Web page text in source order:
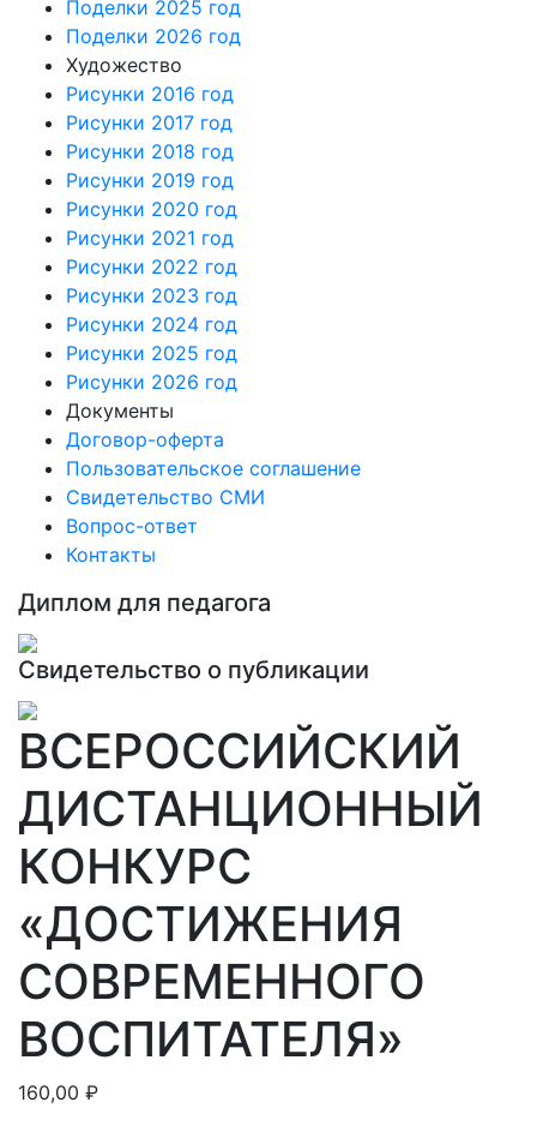
Поделки 2025 год
Поделки 2026 год
Художество
Рисунки 2016 год
Рисунки 2017 год
Рисунки 2018 год
Рисунки 2019 год
Рисунки 2020 год
Рисунки 2021 год
Рисунки 2022 год
Рисунки 2023 год
Рисунки 2024 год
Рисунки 2025 год
Рисунки 2026 год
Документы
Договор-оферта
Пользовательское соглашение
Свидетельство СМИ
Вопрос-ответ
Контакты
Диплом для педагога
Свидетельство о публикации
ВСЕРОССИЙСКИЙ
ДИСТАНЦИОННЫЙ
КОНКУРС
«ДОСТИЖЕНИЯ
СОВРЕМЕННОГО
ВОСПИТАТЕЛЯ»
160,00 ₽